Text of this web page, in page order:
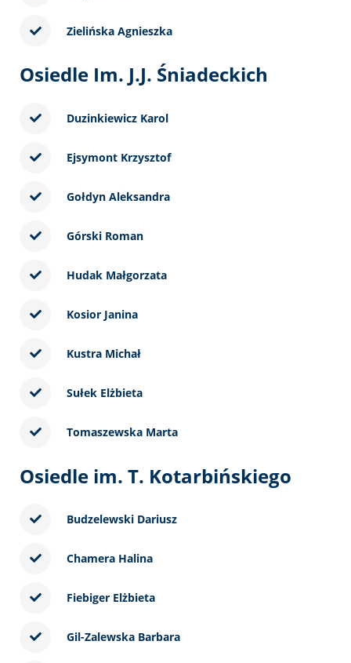
Zielińska Agnieszka
Osiedle Im. J.J. Śniadeckich
Duzinkiewicz Karol
Ejsymont Krzysztof
Gołdyn Aleksandra
Górski Roman
Hudak Małgorzata
Kosior Janina
Kustra Michał
Sułek Elżbieta
Tomaszewska Marta
Osiedle im. T. Kotarbińskiego
Budzelewski Dariusz
Chamera Halina
Fiebiger Elżbieta
Gil-Zalewska Barbara